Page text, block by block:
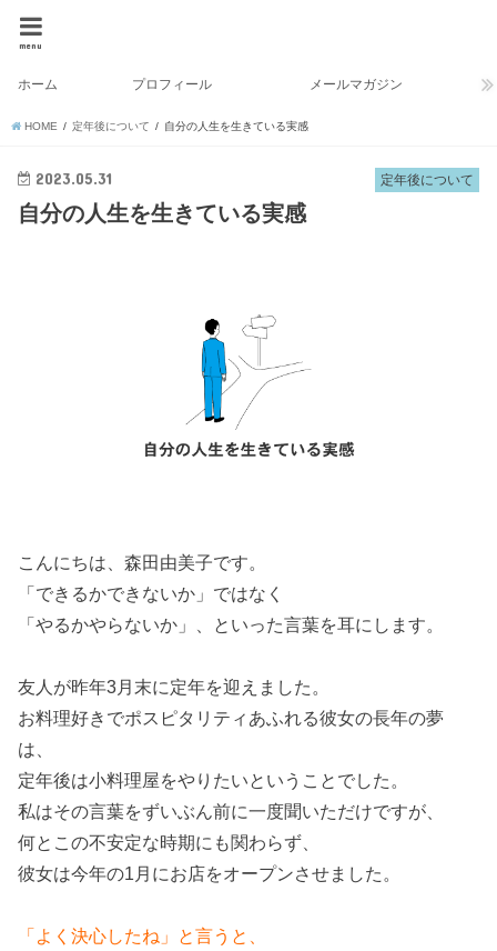
menu
ホーム プロフィール メールマガジン
HOME 定年後について 自分の人生を生きている実感
定年後について
2023.05.31
自分の人生を生きている実感
こんにちは、森田由美子です。
「できるかできないか」ではなく
「やるかやらないか」、といった言葉を耳にします。
友人が昨年3月末に定年を迎えました。
お料理好きでポスピタリティあふれる彼女の長年の夢
は、
定年後は小料理屋をやりたいということでした。
私はその言葉をずいぶん前に一度聞いただけですが、
何とこの不安定な時期にも関わらず、
彼女は今年の1月にお店をオープンさせました。
「よく決心したね」と言うと、